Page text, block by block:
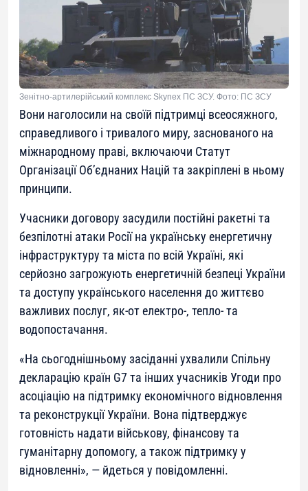
Зенітно-артилерійський комплекс Skynex ПС ЗСУ. Фото: ПС ЗСУ
Вони наголосили на своїй підтримці всеосяжного,
справедливого і тривалого миру, заснованого на
міжнародному праві, включаючи Статут
Організації Об’єднаних Націй та закріплені в ньому
принципи.
Учасники договору засудили постійні ракетні та
безпілотні атаки Росії на українську енергетичну
інфраструктуру та міста по всій Україні, які
серйозно загрожують енергетичній безпеці України
та доступу українського населення до життєво
важливих послуг, як-от електро-, тепло- та
водопостачання.
«На сьогоднішньому засіданні ухвалили Спільну
декларацію країн G7 та інших учасників Угоди про
асоціацію на підтримку економічного відновлення
та реконструкції України. Вона підтверджує
готовність надати військову, фінансову та
гуманітарну допомогу, а також підтримку у
відновленні», — йдеться у повідомленні.